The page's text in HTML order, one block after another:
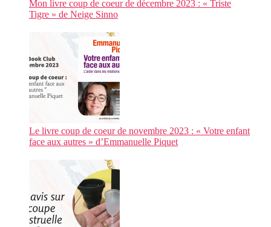
Mon livre coup de coeur de décembre 2023 : « Triste
Tigre » de Neige Sinno
Le livre coup de coeur de novembre 2023 : « Votre enfant
face aux autres » d’Emmanuelle Piquet